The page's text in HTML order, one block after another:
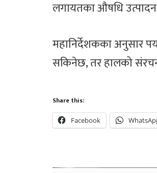
लगायतका औषधि
महानिर्देशकका अनुसार
सकिनेछ, तर हालको
Share this:
Facebook